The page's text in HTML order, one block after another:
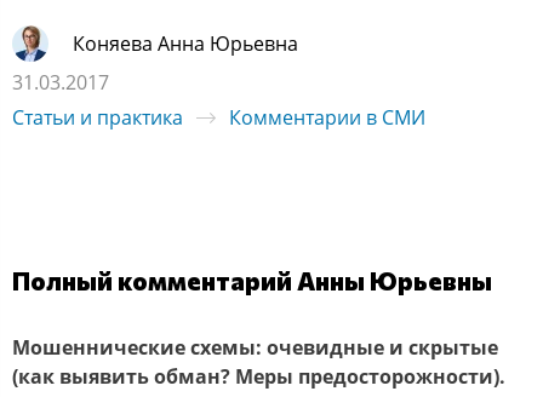
Коняева Анна Юрьевна
31.03.2017
Статьи и практика
Комментарии в СМИ
Полный комментарий Анны Юрьевны
Мошеннические схемы: очевидные и скрытые
(как выявить обман? Меры предосторожности).